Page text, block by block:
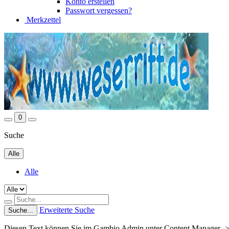
Passwort vergessen?
Merkzettel
0
Suche
Alle
Alle
Suche... Erweiterte Suche